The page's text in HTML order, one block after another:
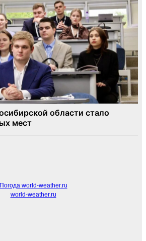
Погода world-weather.ru
world-weather.ru